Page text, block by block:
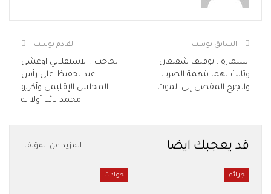
السابق بوست
السمارة : توقيف شقيقان
وثالث لهما بتهمة الضرب
والجرح المفضي إلى الموت
القادم بوست
الحاجب : الاستقلالي اوعشي
عبدالحفيظ على رأس
المجلس الإقليمي وأكزيو
محمد نائبا أولا له
قد يعجبك ايضا المزيد عن المؤلف
جرائم حوادث